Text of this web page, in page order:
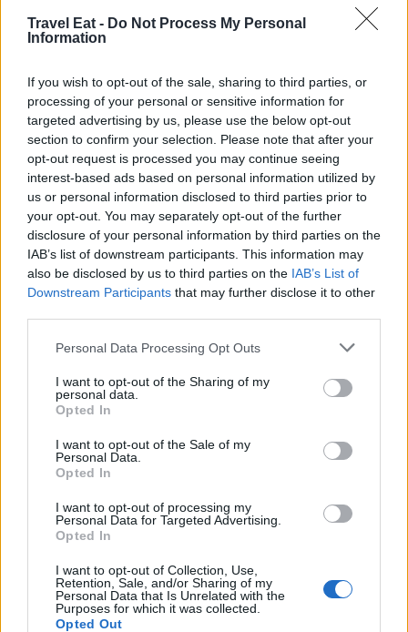
Travel Eat - Do Not Process My Personal
Information
If you wish to opt-out of the sale, sharing to third parties, or
processing of your personal or sensitive information for
targeted advertising by us, please use the below opt-out
section to confirm your selection. Please note that after your
opt-out request is processed you may continue seeing
interest-based ads based on personal information utilized by
us or personal information disclosed to third parties prior to
your opt-out. You may separately opt-out of the further
disclosure of your personal information by third parties on the
IAB’s list of downstream participants. This information may
also be disclosed by us to third parties on the IAB’s List of
Downstream Participants that may further disclose it to other
Personal Data Processing Opt Outs
I want to opt-out of the Sharing of my
personal data.
Opted In
I want to opt-out of the Sale of my
Personal Data.
Opted In
I want to opt-out of processing my
Personal Data for Targeted Advertising.
Opted In
I want to opt-out of Collection, Use,
Retention, Sale, and/or Sharing of my
Personal Data that Is Unrelated with the
Purposes for which it was collected.
Opted Out
Redzepi del Noma, uno dei bistellati più famosi al mondo si
è convertito agli hamburger. Dopo questa crisi cambieranno
hamburger. Siamo ad un giro di boa importante della
ristorazione, non solo italiana.
redazione
Dentro la nuova cucina del Cannavacciuolo Bistrot
Torino: Mattia Marcoaldi e il valore della memoria